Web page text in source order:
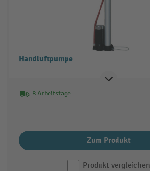
Handluftpumpe
8 Arbeitstage
Zum Produkt
Produkt vergleichen